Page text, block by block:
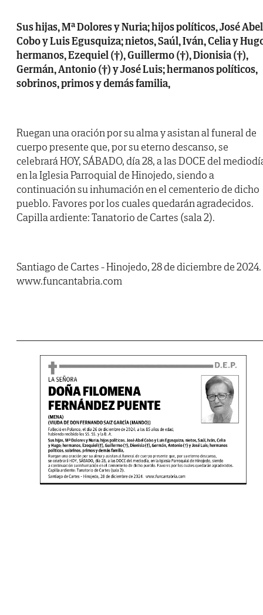
Sus hijas, Mª Dolores y Nuria; hijos políticos, José Abel
Cobo y Luis Egusquiza; nietos, Saúl, Iván, Celia y
hermanos, Ezequiel (†), Guillermo (†), Dionisia (†),
Germán, Antonio (†) y José Luis; hermanos políticos,
sobrinos, primos y demás familia,
Ruegan una oración por su alma y asistan al funeral de
cuerpo presente que, por su eterno descanso, se
celebrará HOY, SÁBADO, día 28, a las DOCE del
en la Iglesia Parroquial de Hinojedo, siendo a
continuación su inhumación en el cementerio de dicho
pueblo. Favores por los cuales quedarán agradecidos.
Capilla ardiente: Tanatorio de Cartes (sala 2).
Santiago de Cartes - Hinojedo, 28 de diciembre de 2024.
www.funcantabria.com